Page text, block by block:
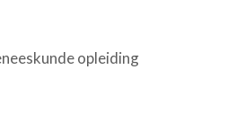
opleiding